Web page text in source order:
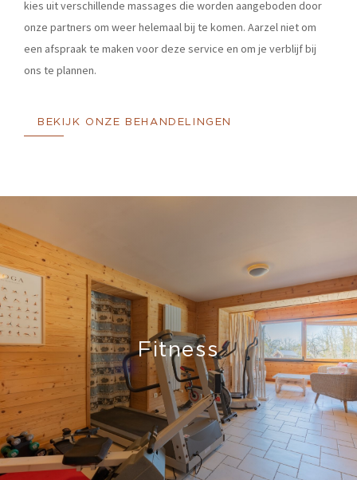
kies uit verschillende massages die worden aangeboden door
onze partners om weer helemaal bij te komen. Aarzel niet om
een afspraak te maken voor deze service en om je verblijf bij
ons te plannen.
BEKIJK ONZE BEHANDELINGEN
Fitness